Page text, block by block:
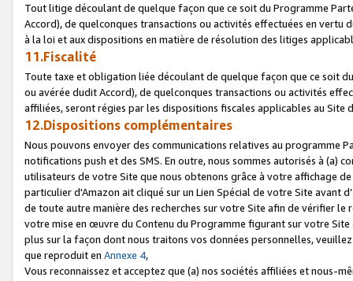
Tout litige découlant de quelque façon que ce soit du Programme
Accord), de quelconques transactions ou activités effectuées en vertu
à la loi et aux dispositions en matière de résolution des litiges
11.Fiscalité
Toute taxe et obligation liée découlant de quelque façon que ce soit
ou avérée dudit Accord), de quelconques transactions ou activités
affiliées, seront régies par les dispositions fiscales applicables au Site
12.Dispositions complémentaires
Nous pouvons envoyer des communications relatives au programme
notifications push et des SMS. En outre, nous sommes autorisés à
utilisateurs de votre Site que nous obtenons grâce à votre affichage
particulier d'Amazon ait cliqué sur un Lien Spécial de votre Site avant
de toute autre manière des recherches sur votre Site afin de vérifier
votre mise en œuvre du Contenu du Programme figurant sur votre
plus sur la façon dont nous traitons vos données personnelles,
que reproduit en Annexe 4,
Vous reconnaissez et acceptez que (a) nos sociétés affiliées et nous-